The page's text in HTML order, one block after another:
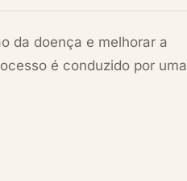
da doença e melhorar a
é conduzido por uma